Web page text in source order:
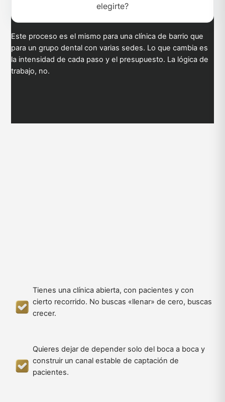
elegirte?
Este proceso es el mismo para una clínica de barrio que
para un grupo dental con varias sedes. Lo que cambia es
la intensidad de cada paso y el presupuesto. La lógica de
trabajo, no.
Tienes una clínica abierta, con pacientes y con
cierto recorrido. No buscas «llenar» de cero, buscas
crecer.
Quieres dejar de depender solo del boca a boca y
construir un canal estable de captación de
pacientes.